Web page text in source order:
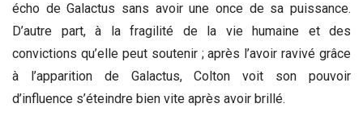
écho de Galactus sans avoir une once de sa puissance.
D’autre part, à la fragilité de la vie humaine et des
convictions qu’elle peut soutenir ; après l’avoir ravivé grâce
à l’apparition de Galactus, Colton voit son pouvoir
d’influence s’éteindre bien vite après avoir brillé.